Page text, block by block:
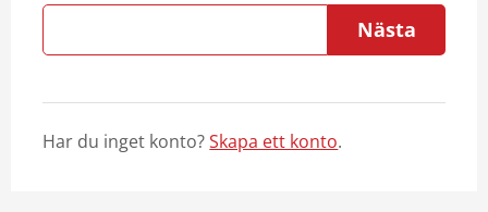
Nästa
Har du inget konto?Skapa ett konto.